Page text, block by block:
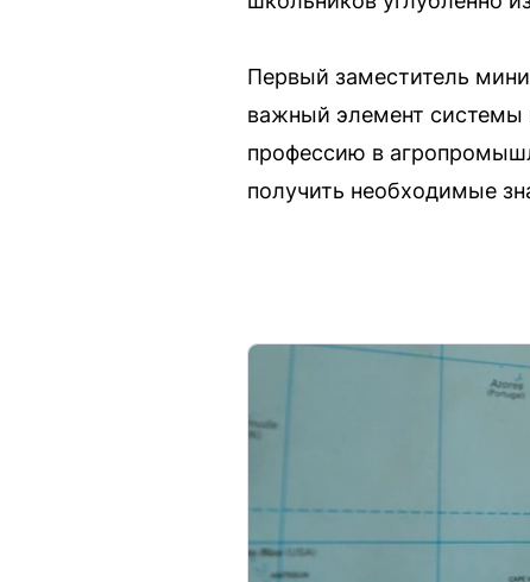
Первый заместитель
важный элемент системы
профессию в
получить необходимые